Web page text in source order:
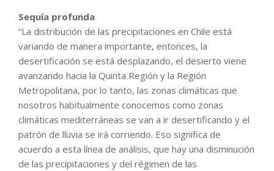
Sequía profunda
“La distribución de las precipitaciones en Chile está
variando de manera importante, entonces, la
desertificación se está desplazando, el desierto viene
avanzando hacia la Quinta Región y la Región
Metropolitana, por lo tanto, las zonas climáticas que
nosotros habitualmente conocemos como zonas
climáticas mediterráneas se van a ir desertificando y el
patrón de lluvia se irá corriendo. Eso significa de
acuerdo a esta línea de análisis, que hay una disminución
de las precipitaciones y del régimen de las